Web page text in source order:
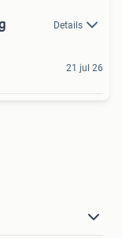
Details
21 jul 26